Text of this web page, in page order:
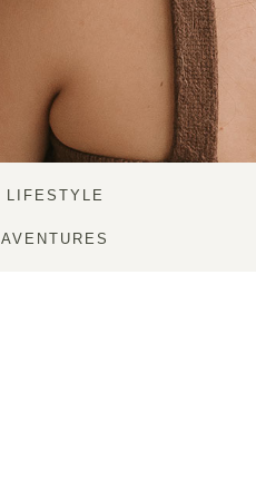
LIFESTYLE
AVENTURES